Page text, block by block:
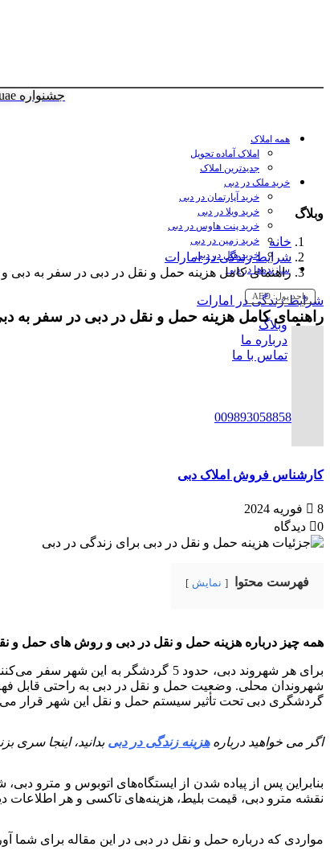
جشنواره amlakuae
همه املاک
املاک آماده تحویل
جدیدترین املاک
خرید ملک در دبی
خرید آپارتمان در دبی
خرید ویلا در دبی
خرید پنت هاوس در دبی
خرید زمین در دبی
خرید هتل در دبی
سازنده‌ها در دبی
واحد پول: AED
وبلاگ
درباره ما
تماس با ما
00989305885808
وبلاگ
خانه
شرایط زندگی در امارات
راهنمای کامل هزینه حمل و نقل در دبی در سفر به دبی و
شرایط زندگی در امارات
راهنمای کامل هزینه حمل و نقل در دبی در سفر به
کارشناس فروش املاک دبی
8 فوریه 2024
0 دیدگاه
فهرست محتوا نمایش
همه چیز درباره هزینه حمل و نقل در دبی و روش های حمل و
برای هر شهروند دبی، حدود 5
شهروندان محلی. وضعیت حمل و نقل در دبی به راحتی قابل
گردشگری دبی تحت تأثیر سیستم حمل و نقل این شهر قرار
اگر می خواهید دربارههزینه زندگی در دبی بدانید، اینجا سری
بنابراین پس از پیاده شدن از ایستگاه‌های اتوبوس و مترو
نقشه مترو دبی، قیمت بلیط، هزینه‌های تاکسی و هر اطلاعات
مواردی که درباره حمل و نقل در دبی در این مقاله برای شما